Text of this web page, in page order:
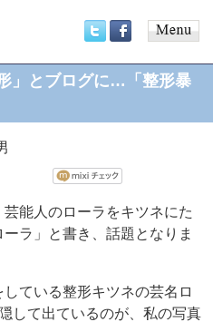
menu
」とブログに…「整形暴
能人のローラをキツネにた
ラ」と書き、話題となりま
ている整形キツネの芸名ロ
して出ているのが、私の写真